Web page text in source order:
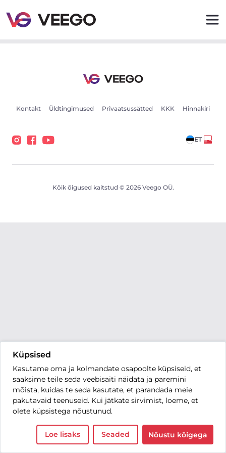
Küpsised
Kasutame oma ja kolmandate osapoolte küpsiseid, et
saaksime teile seda veebisaiti näidata ja paremini
mõista, kuidas te seda kasutate, et parandada meie
pakutavaid teenuseid. Kui jätkate sirvimist, loeme, et
olete küpsistega nõustunud.
Loe lisaks Seaded Nõustu kõigega
Kontakt Üldtingimused Privaatsussätted KKK Hinnakiri
ET
Kõik õigused kaitstud © 2026 Veego OÜ.